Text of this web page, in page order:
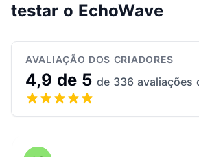
testar o EchoWave
AVALIAÇÃO DOS CRIADORES
4,9 de 5 de 336 avaliações